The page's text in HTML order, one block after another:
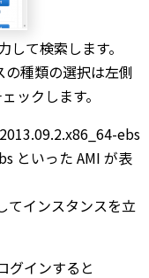
て検索します。
種類の選択は左側
ックします。
ebs
といった AMI が表
てインスタンスを立
グインすると